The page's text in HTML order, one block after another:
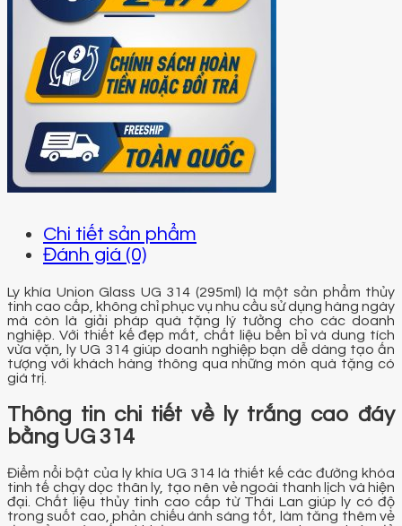
Chi tiết sản phẩm
Đánh giá (0)
Ly khía Union Glass UG 314 (295ml) là một sản phẩm thủy
tinh cao cấp, không chỉ phục vụ nhu cầu sử dụng hàng ngày
mà còn là giải pháp quà tặng lý tưởng cho các doanh
nghiệp. Với thiết kế đẹp mắt, chất liệu bền bỉ và dung tích
vừa vặn, ly UG 314 giúp doanh nghiệp bạn dễ dàng tạo ấn
tượng với khách hàng thông qua những món quà tặng có
giá trị.
Thông tin chi tiết về ly trắng cao đáy
bằng UG 314
Điểm nổi bật của ly khía UG 314 là thiết kế các đường khóa
tinh tế chạy dọc thân ly, tạo nên vẻ ngoài thanh lịch và hiện
đại. Chất liệu thủy tinh cao cấp từ Thái Lan giúp ly có độ
trong suốt cao, phản chiếu ánh sáng tốt, làm tăng thêm vẻ